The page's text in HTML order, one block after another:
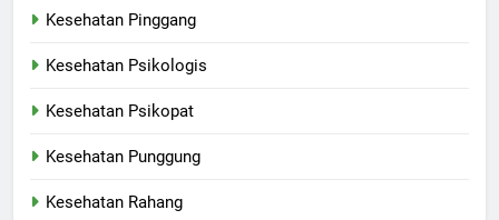
Kesehatan Pinggang
Kesehatan Psikologis
Kesehatan Psikopat
Kesehatan Punggung
Kesehatan Rahang